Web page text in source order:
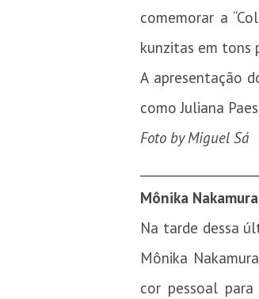
comemorar a
kunzitas em tons
A apresentação
como Juliana
Foto by Miguel Sá
Mônika
Na tarde dessa
Mônika
cor pessoal